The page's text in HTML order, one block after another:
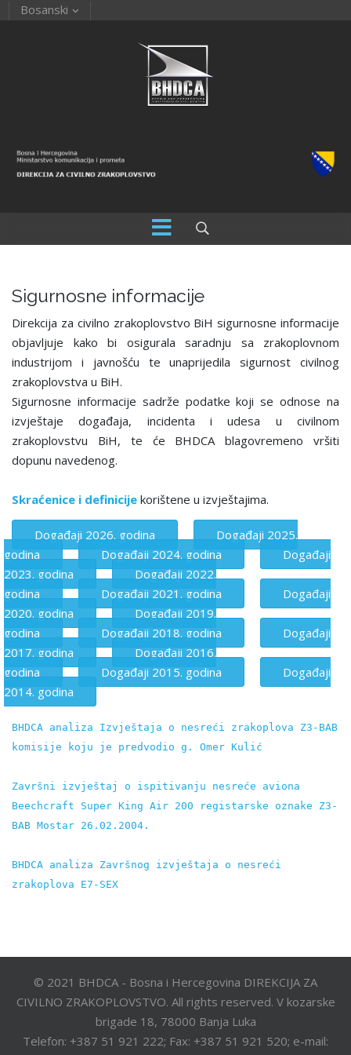
Bosanski
Sigurnosne informacije
Direkcija za civilno zrakoplovstvo BiH sigurnosne informacije
objavljuje kako bi osigurala saradnju sa zrakoplovnom
industrijom i javnošću te unaprijedila sigurnost civilnog
zrakoplovstva u BiH.
Sigurnosne informacije sadrže podatke koji se odnose na
izvještaje događaja, incidenta i udesa u civilnom
zrakoplovstvu BiH, te će BHDCA blagovremeno vršiti
dopunu navedenog.
Skraćenice i definicije korištene u izvještajima.
Događaji 2026. godina
Događaji 2025.
godina
Događaji 2024. godina
Događaji
2023. godina
Događaji 2022.
godina
Događaji 2021. godina
Događaji
2020. godina
Događaji 2019.
godina
Događaji 2018. godina
Događaji
2017. godina
Događaji 2016.
godina
Događaji 2015. godina
Događaji
2014. godina
BHDCA analiza Izvještaja o nesreći zrakoplova Z3-BAB
komisije koju je predvodio g. Omer Kulić
Završni izvještaj o ispitivanju nesreće aviona
Beechcraft Super King Air 200 registarske oznake Z3-
BAB Mostar 26.02.2004.
BHDCA analiza Završnog izvještaja o nesreći
zrakoplova E7-SEX
© 2021 BHDCA - Bosna i Hercegovina DIREKCIJA ZA
CIVILNO ZRAKOPLOVSTVO. All rights reserved. V kozarske
brigade 18, 78000 Banja Luka
Telefon: +387 51 921 222; Fax: +387 51 921 520; e-mail: